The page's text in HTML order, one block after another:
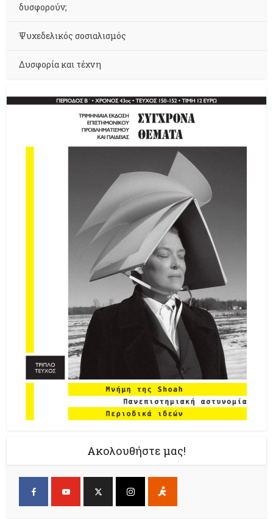
δυσφορούν;
Ψυχεδελικός σοσιαλισμός
Δυσφορία και τέχνη
Ακολουθήστε μας!